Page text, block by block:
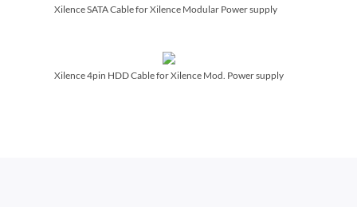
Xilence SATA Cable for Xilence Modular Power supply
Xilence 4pin HDD Cable for Xilence Mod. Power supply